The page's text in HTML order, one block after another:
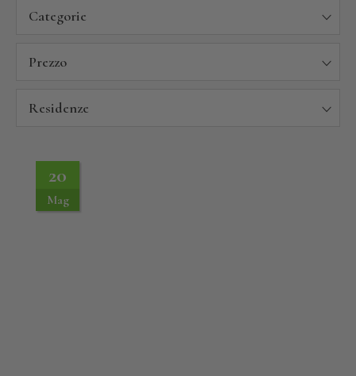
Categorie
Prezzo
Residenze
20
Mag